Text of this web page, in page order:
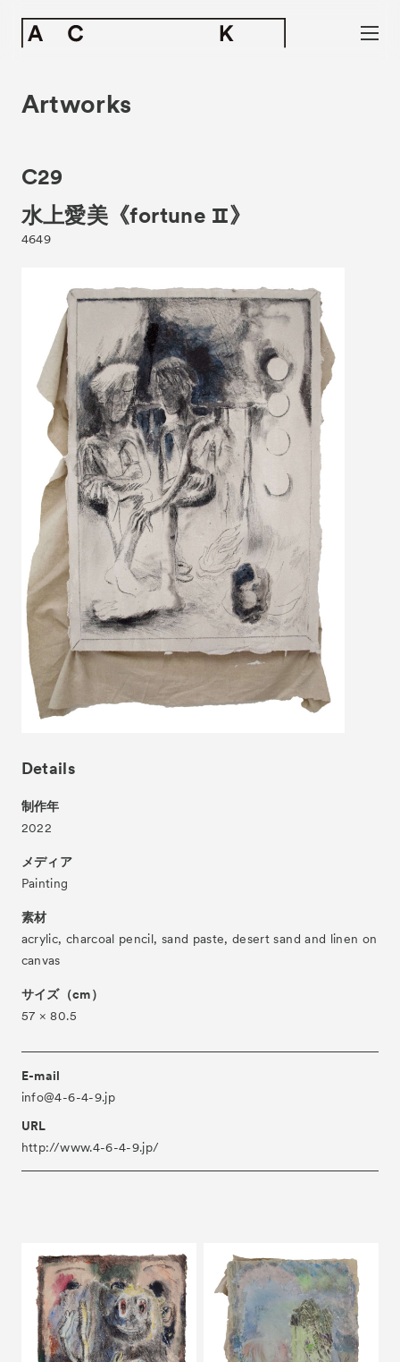
News お知らせ
Exhibitors 出展ギャラリー一覧
- Gallery Collaborations
- Kyoto Meetings
Artworks 作品一覧
ACK Curates
- Satellite Program “Flowers of Time”
- Public Program
Talks トークイベント
For Kids
Visitor Information
Partners
Archive
Artworks
C29
水上愛美《fortune Ⅱ》
4649
Details
制作年
2022
メディア
Painting
素材
acrylic, charcoal pencil, sand paste, desert sand and linen on
canvas
サイズ（cm）
57 × 80.5
E-mail
info@4-6-4-9.jp
URL
http://www.4-6-4-9.jp/